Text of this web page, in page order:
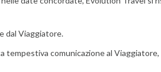
dal Viaggiatore.
comunicazione al